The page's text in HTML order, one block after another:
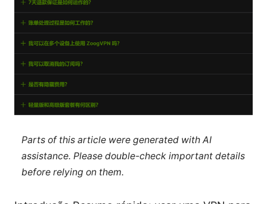
Parts of this article were generated with AI
assistance. Please double-check important details
before relying on them.